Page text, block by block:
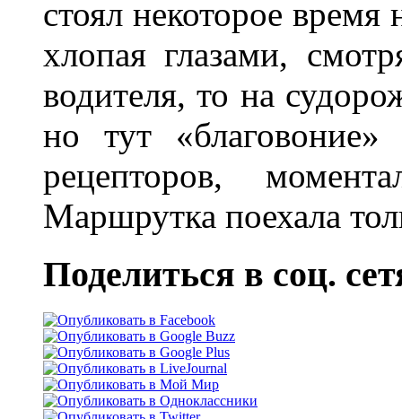
стоял некоторое время
хлопая глазами,
водителя, то на
но тут
рецепторов,
Маршрутка поехала
Поделиться в соц.